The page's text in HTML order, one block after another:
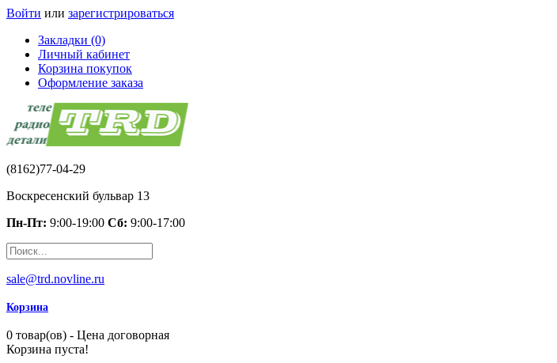
Войти или зарегистрироваться
Закладки (0)
Личный кабинет
Корзина покупок
Оформление заказа
(8162)77-04-29
Воскресенский бульвар 13
Пн-Пт: 9:00-19:00 Сб: 9:00-17:00
sale@trd.novline.ru
Корзина
0 товар(ов) - Цена договорная
Корзина пуста!